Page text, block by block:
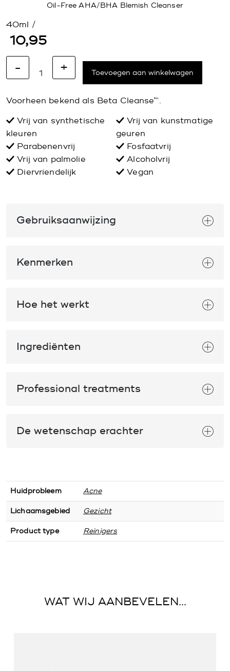
Oil-Free AHA/BHA Blemish Cleanser
40ml /
10,95
- + Toevoegen aan winkelwagen
Voorheen bekend als Beta Cleanse™.
Vrij van synthetische
kleuren
Vrij van kunstmatige
geuren
Parabenenvrij
Fosfaatvrij
Vrij van palmolie
Alcoholvrij
Diervriendelijk
Vegan
Gebruiksaanwijzing
Kenmerken
Hoe het werkt
Ingrediënten
Professional treatments
De wetenschap erachter
Huidprobleem Acne
Lichaamsgebied Gezicht
Product type Reinigers
WAT WIJ AANBEVELEN...